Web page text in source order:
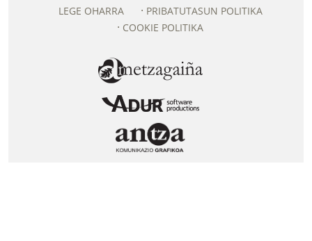
LEGE OHARRA
PRIBATUTASUN POLITIKA
COOKIE POLITIKA